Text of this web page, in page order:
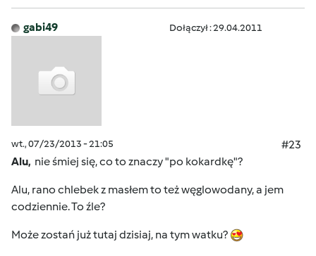
gabi49 Dołączył : 29.04.2011
wt., 07/23/2013 - 21:05
#23
Alu, nie śmiej się, co to znaczy "po kokardkę"?
Alu, rano chlebek z masłem to też węglowodany, a jem
codziennie. To źle?
Może zostań już tutaj dzisiaj, na tym watku?